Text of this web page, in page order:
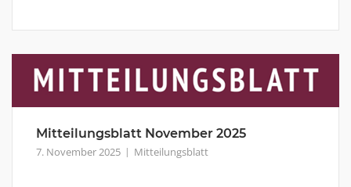
Mitteilungsblatt November 2025
7. November 2025 Mitteilungsblatt